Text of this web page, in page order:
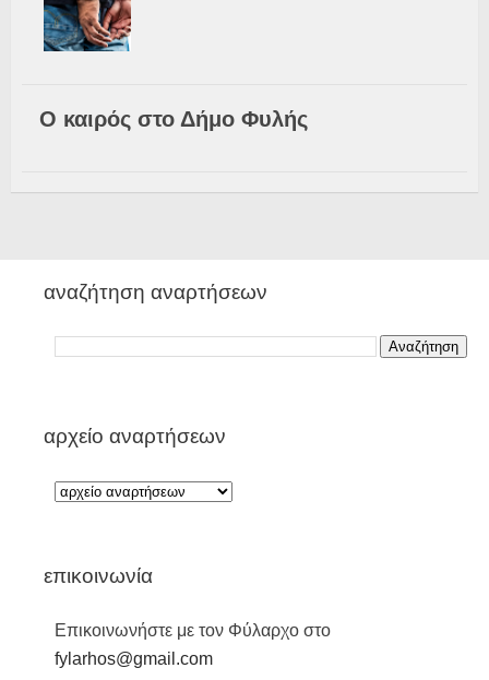
Ο καιρός στο Δήμο Φυλής
αναζήτηση αναρτήσεων
αρχείο αναρτήσεων
επικοινωνία
Επικοινωνήστε με τον Φύλαρχο στο
fylarhos@gmail.com